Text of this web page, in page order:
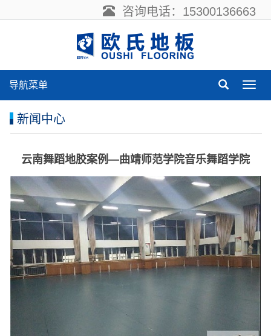
咨询电话：15300136663
导
导航菜单
新闻中心
云南舞蹈地胶案例—曲靖师范学院音乐舞蹈学院